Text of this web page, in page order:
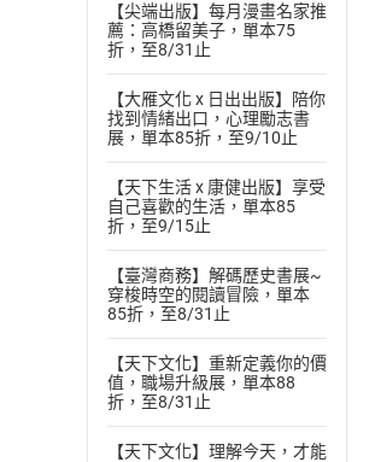
【尖端出版】每月漫畫名家推
薦：高橋留美子，單本75
折，至8/31止
【大雁文化 x 日出出版】陪你
找到情緒出口，心理勵志書
展，單本85折，至9/10止
【天下生活 x 康健出版】享受
自己喜歡的生活，單本85
折，至9/15止
【臺灣商務】解碼歷史書展~
穿梭時空的閱讀冒險，單本
85折，至8/31止
【天下文化】重新定義你的價
值，職場升級展，單本88
折，至8/31止
【天下文化】理解今天，才能